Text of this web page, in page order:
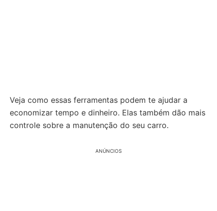
Veja como essas ferramentas podem te ajudar a
economizar tempo e dinheiro. Elas também dão mais
controle sobre a manutenção do seu carro.
ANÚNCIOS